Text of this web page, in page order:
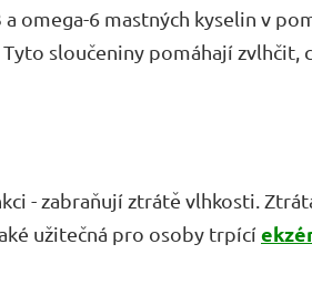
omega-6 mastných kyselin v
sloučeniny pomáhají zvlhčit,
- zabraňují ztrátě vlhkosti.
užitečná pro osoby trpící